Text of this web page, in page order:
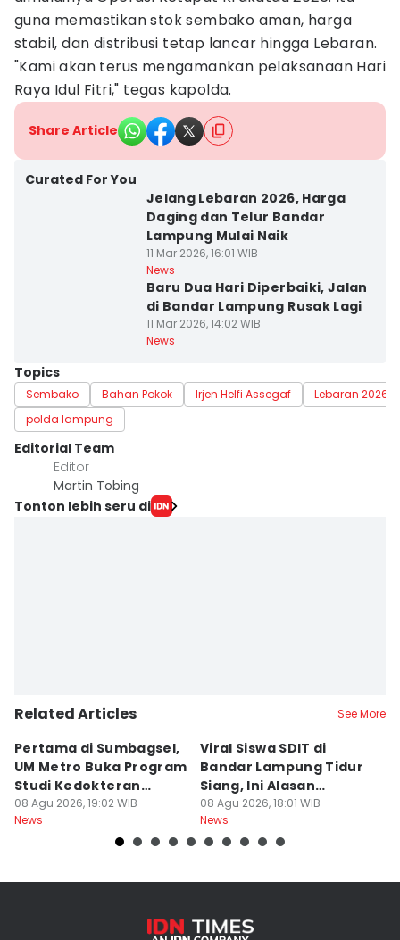
guna memastikan stok sembako aman, harga
stabil, dan distribusi tetap lancar hingga Lebaran.
"Kami akan terus mengamankan pelaksanaan Hari
Raya Idul Fitri," tegas kapolda.
Share Article
Curated For You
Jelang Lebaran 2026, Harga
Daging dan Telur Bandar
Lampung Mulai Naik
11 Mar 2026, 16:01 WIB
News
Baru Dua Hari Diperbaiki, Jalan
di Bandar Lampung Rusak Lagi
11 Mar 2026, 14:02 WIB
News
Topics
Sembako Bahan Pokok Irjen Helfi Assegaf
Lebaran 2026
polda lampung
Editorial Team
Editor
Martin Tobing
Tonton lebih seru di
Related Articles See More
Pertama di Sumbagsel,
UM Metro Buka Program
Studi Kedokteran
Hewan
08 Agu 2026, 19:02 WIB
News
Viral Siswa SDIT di
Bandar Lampung Tidur
Siang, Ini Alasan
Sekolah
08 Agu 2026, 18:01 WIB
News